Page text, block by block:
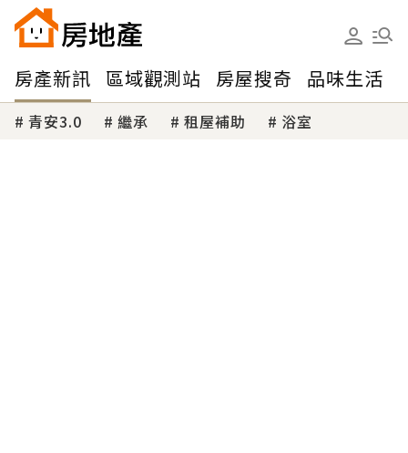
房產新訊 區域觀測站 房屋搜奇 品味生活
青安3.0 繼承 租屋補助 浴室